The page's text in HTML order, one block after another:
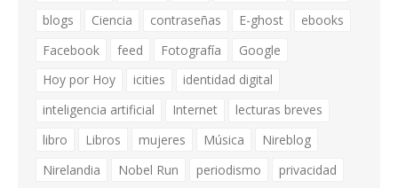
blogs
Ciencia contraseñas E-ghost
ebooks
Facebook
feed Fotografía
Google
Hoy por Hoy
icities
identidad digital
inteligencia artificial
Internet
lecturas breves
libro
Libros mujeres Música
Nireblog
Nirelandia
Nobel Run periodismo privacidad